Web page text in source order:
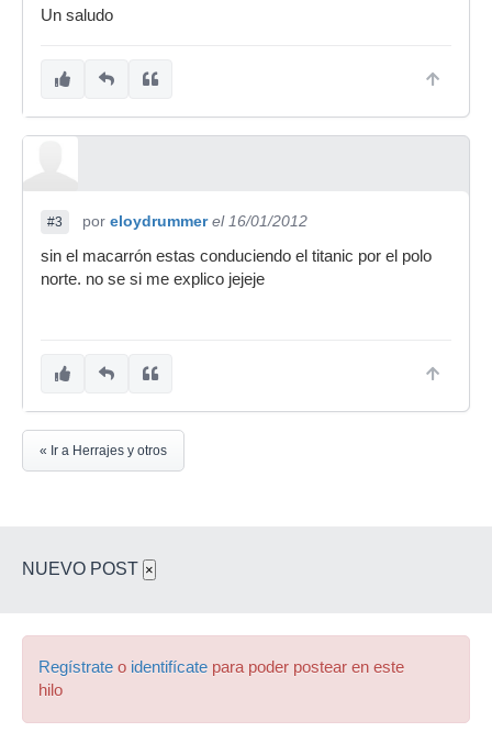
Un saludo
#3 por eloydrummer el 16/01/2012
sin el macarrón estas conduciendo el titanic por el polo
norte. no se si me explico jejeje
« Ir a Herrajes y otros
NUEVO POST ×
Regístrate o identifícate para poder postear en este
hilo